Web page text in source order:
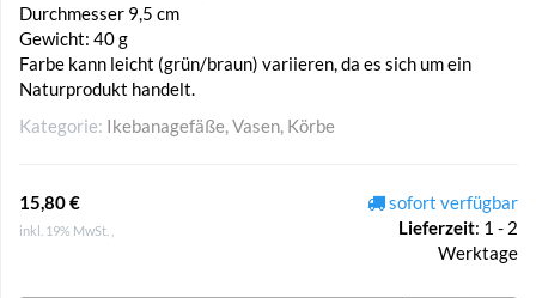
Durchmesser 9,5 cm
Gewicht: 40 g
Farbe kann leicht (grün/braun) variieren, da es sich um ein
Naturprodukt handelt.
Kategorie: Ikebanagefäße, Vasen, Körbe
15,80 €
inkl. 19% MwSt. ,
sofort verfügbar
Lieferzeit: 1 - 2
Werktage